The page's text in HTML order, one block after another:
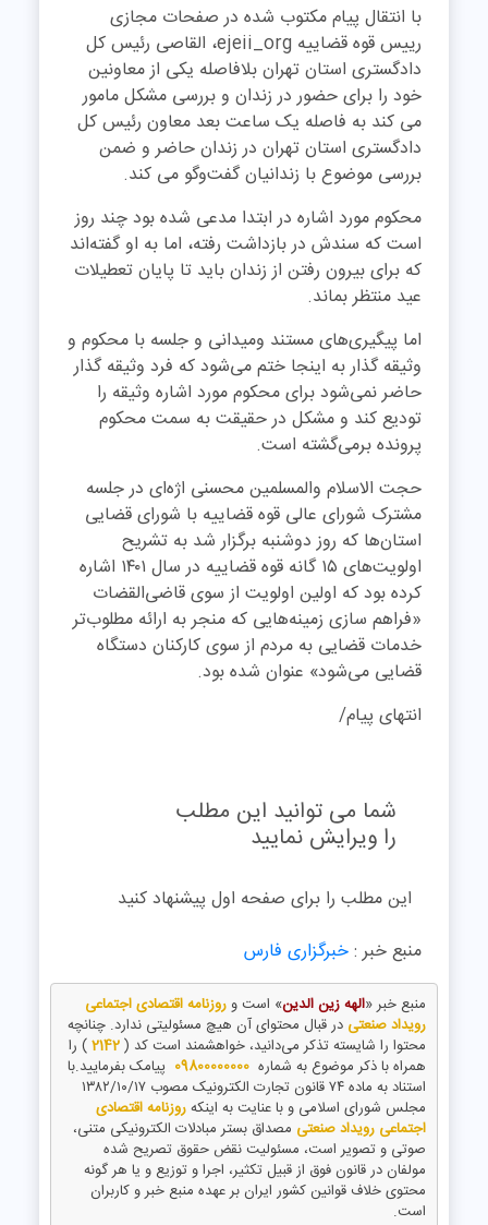
با انتقال پیام مکتوب شده در صفحات مجازی
رییس قوه قضاییه ejeii_org، القاصی رئیس کل
دادگستری استان تهران بلافاصله یکی از معاونین
خود را برای حضور در زندان و بررسی مشکل مامور
می کند به فاصله یک ساعت بعد معاون رئیس کل
دادگستری استان تهران در زندان حاضر و ضمن
بررسی موضوع با زندانیان گفت‌وگو می کند.
محکوم مورد اشاره در ابتدا مدعی شده بود چند روز
است که سندش در بازداشت رفته، اما به او گفته‌اند
که برای بیرون رفتن از زندان باید تا پایان تعطیلات
عید منتظر بماند.
اما پیگیری‌های مستند و‌میدانی و جلسه با محکوم و
وثیقه گذار به اینجا ختم می‌شود که فرد وثیقه گذار
حاضر نمی‌شود برای محکوم مورد اشاره وثیقه را
تودیع کند و مشکل در حقیقت به سمت محکوم
پرونده برمی‌گشته است.
حجت الاسلام والمسلمین محسنی اژه‌ای در جلسه
مشترک شورای عالی قوه قضاییه با شورای قضایی
استان‌ها که روز دوشنبه برگزار شد به تشریح
اولویت‌های ۱۵ گانه قوه قضاییه در سال ۱۴۰۱ اشاره
کرده بود که اولین اولویت از سوی قاضی‌القضات
«فراهم سازی زمینه‌هایی که منجر به ارائه مطلوب‌تر
خدمات قضایی به مردم از سوی کارکنان دستگاه
قضایی می‌شود» عنوان شده بود.
انتهای پیام/
شما می توانید این مطلب
را ویرایش نمایید
این مطلب را برای صفحه اول پیشنهاد کنید
منبع خبر :خبرگزاری فارس
منبع خبر «الهه زین الدین» است وروزنامه اقتصادی اجتماعی
رویداد صنعتی در قبال محتوای آن هیچ مسئولیتی ندارد. چنانچه
محتوا را شایسته تذکر می‌دانید، خواهشمند است کد (2142
) را
همراه با ذکر موضوع به شماره 09800000000
پیامک بفرمایید.با
استناد به ماده ۷۴ قانون تجارت الکترونیک مصوب ۱۳۸۲/۱۰/۱۷
مجلس شورای اسلامی و با عنایت به اینکهروزنامه اقتصادی
اجتماعی رویداد صنعتی مصداق بستر مبادلات الکترونیکی متنی،
صوتی و تصویر است، مسئولیت نقض حقوق تصریح شده
مولفان در قانون فوق از قبیل تکثیر، اجرا و توزیع و یا هر گونه
محتوی خلاف قوانین کشور ایران بر عهده منبع خبر و کاربران
است.